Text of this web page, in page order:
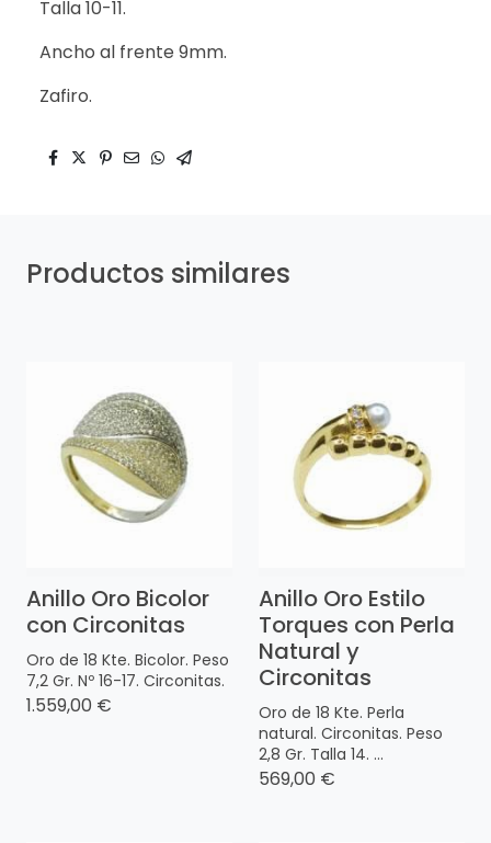
Talla 10-11.
Ancho al frente 9mm.
Zafiro.
Productos similares
Anillo Oro Bicolor
con Circonitas
Oro de 18 Kte. Bicolor. Peso
7,2 Gr. Nº 16-17. Circonitas.
1.559,00 €
Anillo Oro Estilo
Torques con Perla
Natural y
Circonitas
Oro de 18 Kte. Perla
natural. Circonitas. Peso
2,8 Gr. Talla 14. ...
569,00 €